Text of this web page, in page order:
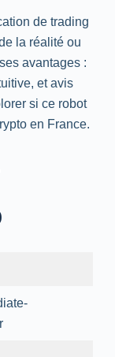
de trading
la réalité ou
avantages :
et avis
si ce robot
en France.